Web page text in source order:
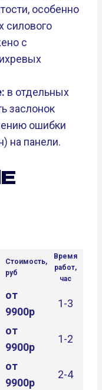
особенно
силового
с
в отдельных
заслонок
ошибки
на панели.
Стоимость,
руб
Время
работ,
час
от
9900р
1-3
от
9900р
1-2
от
9900р
2-4